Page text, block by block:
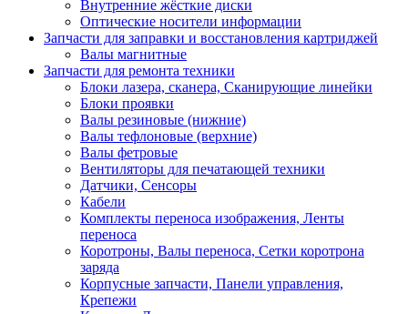
Внутренние жёсткие диски
Оптические носители информации
Запчасти для заправки и восстановления картриджей
Валы магнитные
Запчасти для ремонта техники
Блоки лазера, сканера, Сканирующие линейки
Блоки проявки
Валы резиновые (нижние)
Валы тефлоновые (верхние)
Валы фетровые
Вентиляторы для печатающей техники
Датчики, Сенсоры
Кабели
Комплекты переноса изображения, Ленты
переноса
Коротроны, Валы переноса, Сетки коротрона
заряда
Корпусные запчасти, Панели управления,
Крепежи